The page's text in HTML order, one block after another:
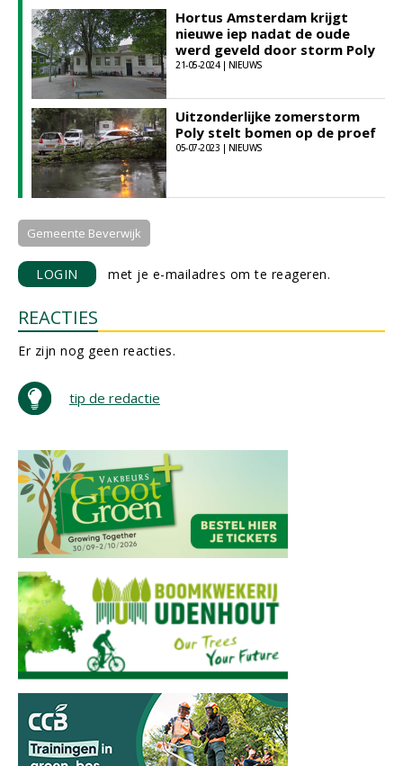
Hortus Amsterdam krijgt
nieuwe iep nadat de oude
werd geveld door storm Poly
21-05-2024 | NIEUWS
Uitzonderlijke zomerstorm
Poly stelt bomen op de proef
05-07-2023 | NIEUWS
Gemeente Beverwijk
LOGIN met je e-mailadres om te reageren.
REACTIES
Er zijn nog geen reacties.
tip de redactie